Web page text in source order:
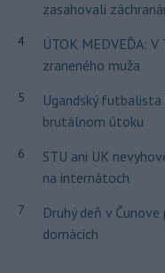
zasahovali
4
ÚTOK MEDVEĎA:
zraneného muža
5
Ugandský
brutálnom útoku
6
STU ani UK
na internátoch
7
Druhý deň v
domácich